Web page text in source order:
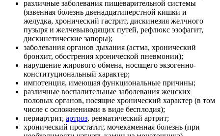
различные заболевания пищеварительной системы
(язвенная болезнь двенадцатиперстной кишки и
желудка, хронический гастрит, дискинезия желчного
пузыря и желчевыводящих путей, рефлюкс эзофагит,
дискинетические запоры);
заболевания органов дыхания (астма, хронический
бронхит, обострения хронической пневмонии);
нарушение жирового обмена, носящего экзогенно-
конституциональный характер;
импотенция, имеющая функциональные причины;
различные воспалительные заболевания женских
половых органов, носящие хронический характер (в том
числе с осложнениями в виде бесплодия);
периартрит, артроз, ревматический артрит;
хронический простатит, мочекаменная болезнь (при